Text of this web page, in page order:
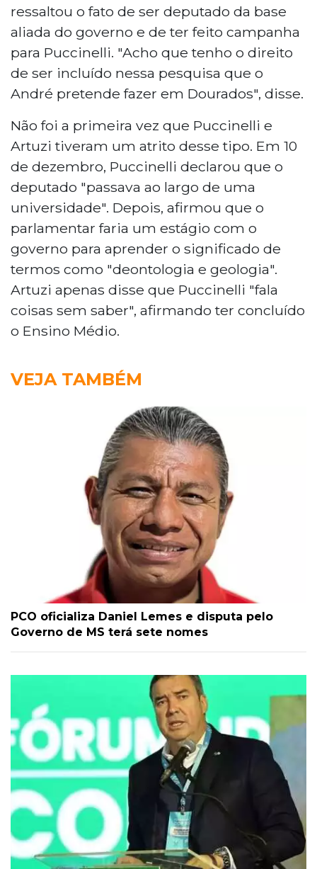
ressaltou o fato de ser deputado da base
aliada do governo e de ter feito campanha
para Puccinelli. "Acho que tenho o direito
de ser incluído nessa pesquisa que o
André pretende fazer em Dourados", disse.
Não foi a primeira vez que Puccinelli e
Artuzi tiveram um atrito desse tipo. Em 10
de dezembro, Puccinelli declarou que o
deputado "passava ao largo de uma
universidade". Depois, afirmou que o
parlamentar faria um estágio com o
governo para aprender o significado de
termos como "deontologia e geologia".
Artuzi apenas disse que Puccinelli "fala
coisas sem saber", afirmando ter concluído
o Ensino Médio.
VEJA TAMBÉM
PCO oficializa Daniel Lemes e disputa pelo
Governo de MS terá sete nomes